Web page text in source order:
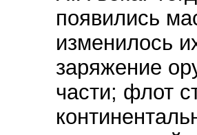
появились
изменилось
заряжение
части; флот